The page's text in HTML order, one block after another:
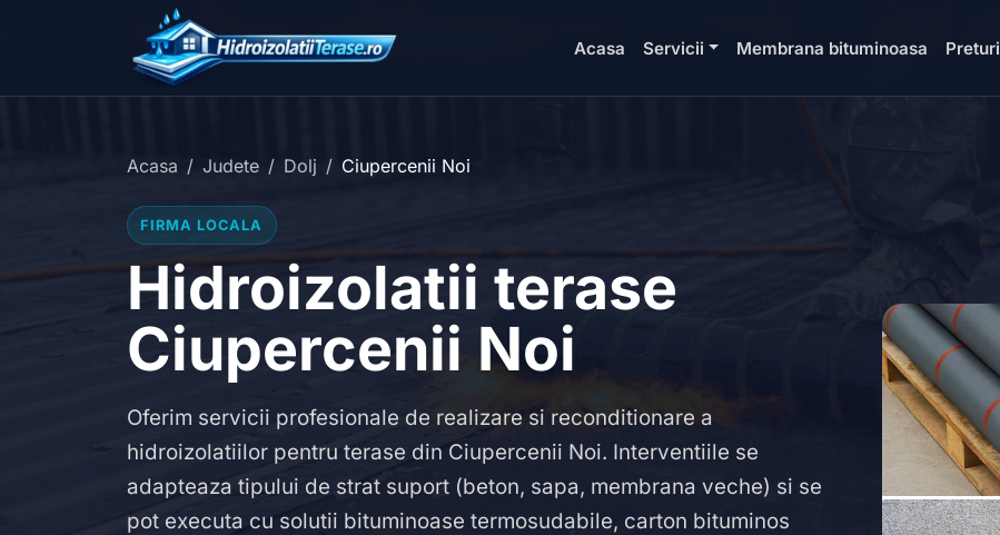
Acasa Servicii Membrana bituminoasa Preturi
Acasa Judete Dolj Ciupercenii Noi
FIRMA LOCALA
Hidroizolatii terase
Ciupercenii Noi
Oferim servicii profesionale de realizare si reconditionare a
hidroizolatiilor pentru terase din Ciupercenii Noi. Interventiile se
adapteaza tipului de strat suport (beton, sapa, membrana veche) si se
pot executa cu solutii bituminoase termosudabile, carton bituminos